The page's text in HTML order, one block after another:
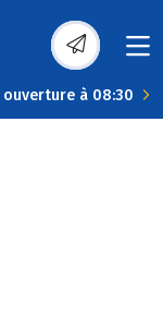
ouverture à 08:30